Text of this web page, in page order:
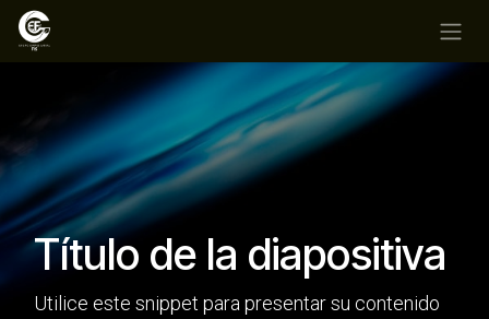
Ir al contenido
Título de la diapositiva
Utilice este snippet para presentar su contenido